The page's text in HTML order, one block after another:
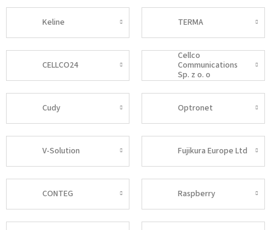
Keline TERMA
CELLCO24
Cellco
Communications
Sp. z o. o
Cudy Optronet
V-Solution Fujikura Europe Ltd
CONTEG Raspberry